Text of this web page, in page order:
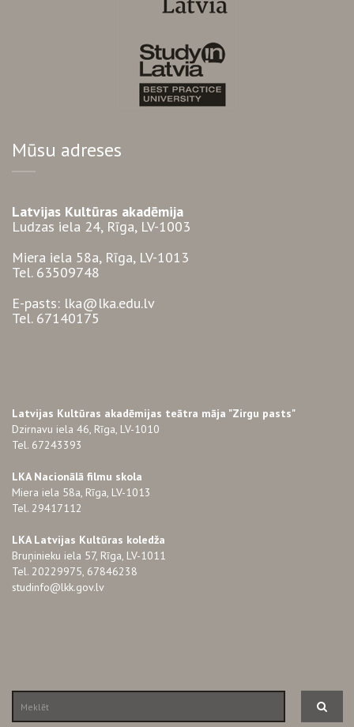
Mūsu adreses
Latvijas Kultūras akadēmija
Ludzas iela 24, Rīga, LV-1003
Miera iela 58a, Rīga, LV-1013
Tel. 63509748
E-pasts: lka@lka.edu.lv
Tel. 67140175
Latvijas Kultūras akadēmijas teātra māja "Zirgu pasts"
Dzirnavu iela 46, Rīga, LV-1010
Tel. 67243393
LKA Nacionālā filmu skola
Miera iela 58a, Rīga, LV-1013
Tel. 29417112
LKA Latvijas Kultūras koledža
Bruņinieku iela 57, Rīga, LV-1011
Tel. 20229975, 67846238
studinfo@lkk.gov.lv